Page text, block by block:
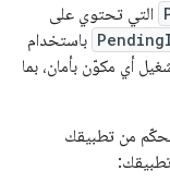
التي تحتوي على
باستخدام
أي مكوّن بأمان، بما
النظام التحكّم من تطبيقك